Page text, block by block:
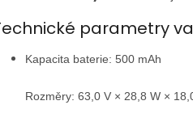
parametry
Kapacita baterie: 500 mAh
Rozměry: 63,0 V × 28,8 W ×